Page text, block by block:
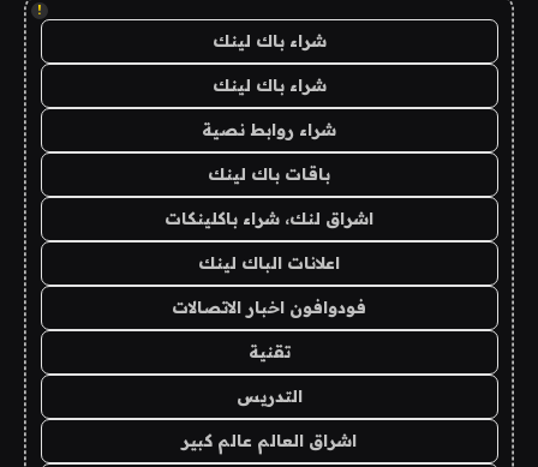
!
شراء باك لينك
شراء باك لينك
شراء روابط نصية
باقات باك لينك
اشراق لنك، شراء باكلينكات
اعلانات الباك لينك
فودوافون اخبار الاتصالات
تقنية
التدريس
اشراق العالم عالم كبير